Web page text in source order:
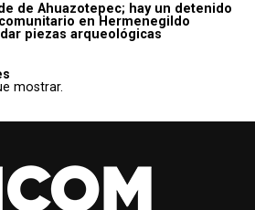
de Ahuazotepec; hay un detenido
en Hermenegildo
piezas arqueológicas
mostrar.